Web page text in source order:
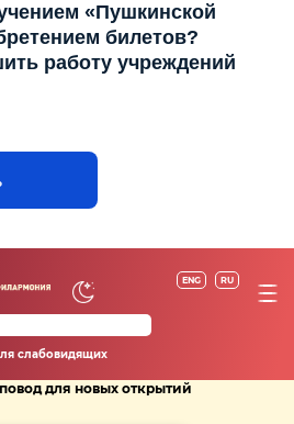
«Пушкинской
билетов?
работу учреждений
ENG RU
слабовидящих
для новых открытий